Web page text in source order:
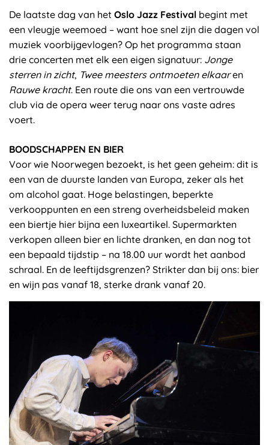
De laatste dag van het Oslo Jazz Festival begint met
een vleugje weemoed – want hoe snel zijn die dagen vol
muziek voorbijgevlogen? Op het programma staan
drie concerten met elk een eigen signatuur: Jonge
sterren in zicht, Twee meesters ontmoeten elkaaren
Rauwe kracht. Een route die ons van een vertrouwde
club via de opera weer terug naar ons vaste adres
voert.
BOODSCHAPPEN EN BIER
Voor wie Noorwegen bezoekt, is het geen geheim: dit is
een van de duurste landen van Europa, zeker als het
om alcohol gaat. Hoge belastingen, beperkte
verkooppunten en een streng overheidsbeleid maken
een biertje hier bijna een luxeartikel. Supermarkten
verkopen alleen bier en lichte dranken, en dan nog tot
een bepaald tijdstip – na 18.00 uur wordt het aanbod
schraal. En de leeftijdsgrenzen? Strikter dan bij ons: bier
en wijn pas vanaf 18, sterke drank vanaf 20.